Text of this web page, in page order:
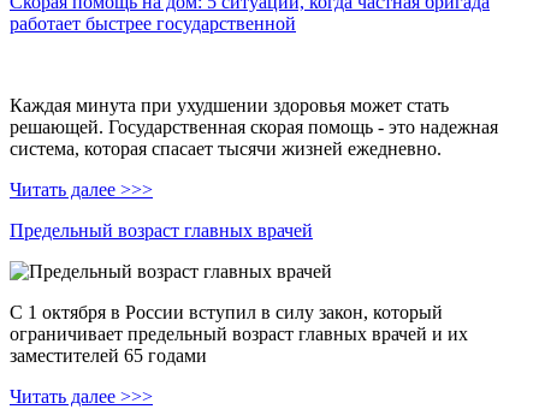
работает быстрее государственной
Каждая минута при ухудшении здоровья может стать
решающей. Государственная скорая помощь - это надежная
система, которая спасает тысячи жизней ежедневно.
Читать далее >>>
Предельный возраст главных врачей
С 1 октября в России вступил в силу закон, который
ограничивает предельный возраст главных врачей и их
заместителей 65 годами
Читать далее >>>